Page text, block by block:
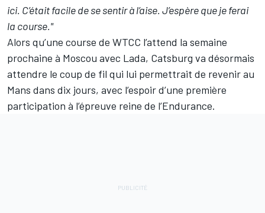
ici. C’était facile de se sentir à l’aise. J’espère que je ferai
la course."
Alors qu’une course de WTCC l’attend la semaine
prochaine à Moscou avec Lada, Catsburg va désormais
attendre le coup de fil qui lui permettrait de revenir au
Mans dans dix jours, avec l’espoir d’une première
participation à l’épreuve reine de l’Endurance.